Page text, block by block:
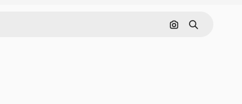
Nach Bild suchen
Suchen